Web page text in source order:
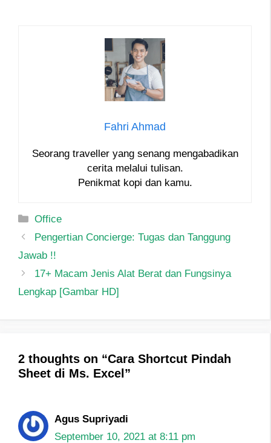
Fahri Ahmad
Seorang traveller yang senang mengabadikan
cerita melalui tulisan.
Penikmat kopi dan kamu.
Categories
Office
Post
navigation
Pengertian Concierge: Tugas dan Tanggung
Jawab !!
17+ Macam Jenis Alat Berat dan Fungsinya
Lengkap [Gambar HD]
2 thoughts on “Cara Shortcut Pindah
Sheet di Ms. Excel”
Agus Supriyadi
September 10, 2021 at 8:11 pm